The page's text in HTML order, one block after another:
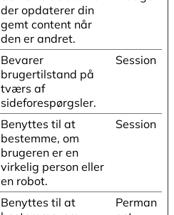
der opdaterer din
gemt content når
den er andret.
Bevarer
brugertilstand på
tværs af
sideforespørgsler.
Session
Benyttes til at
bestemme, om
brugeren er en
virkelig person eller
en robot.
Session
Benyttes til at
Perman